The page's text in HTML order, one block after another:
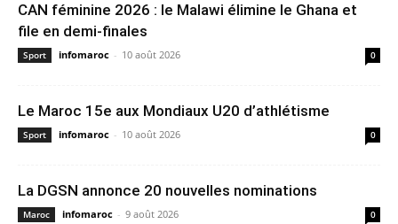
CAN féminine 2026 : le Malawi élimine le Ghana et
file en demi-finales
Sport infomaroc - 10 août 2026 0
Le Maroc 15e aux Mondiaux U20 d’athlétisme
Sport infomaroc - 10 août 2026 0
La DGSN annonce 20 nouvelles nominations
Maroc infomaroc - 9 août 2026 0